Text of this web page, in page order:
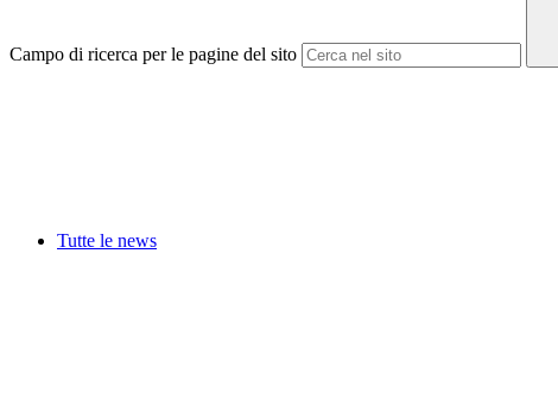
Campo di ricerca per le pagine del sito
Tutte le news